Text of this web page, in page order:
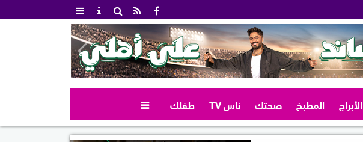
الأبراج المطبخ صحتك ناس TV طفلك 